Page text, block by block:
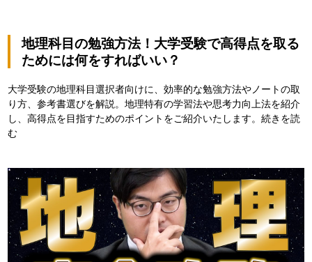
地理科目の勉強方法！大学受験で高得点を取る
ためには何をすればいい？
大学受験の地理科目選択者向けに、効率的な勉強方法やノートの取
り方、参考書選びを解説。地理特有の学習法や思考力向上法を紹介
し、高得点を目指すためのポイントをご紹介いたします。続きを読
む